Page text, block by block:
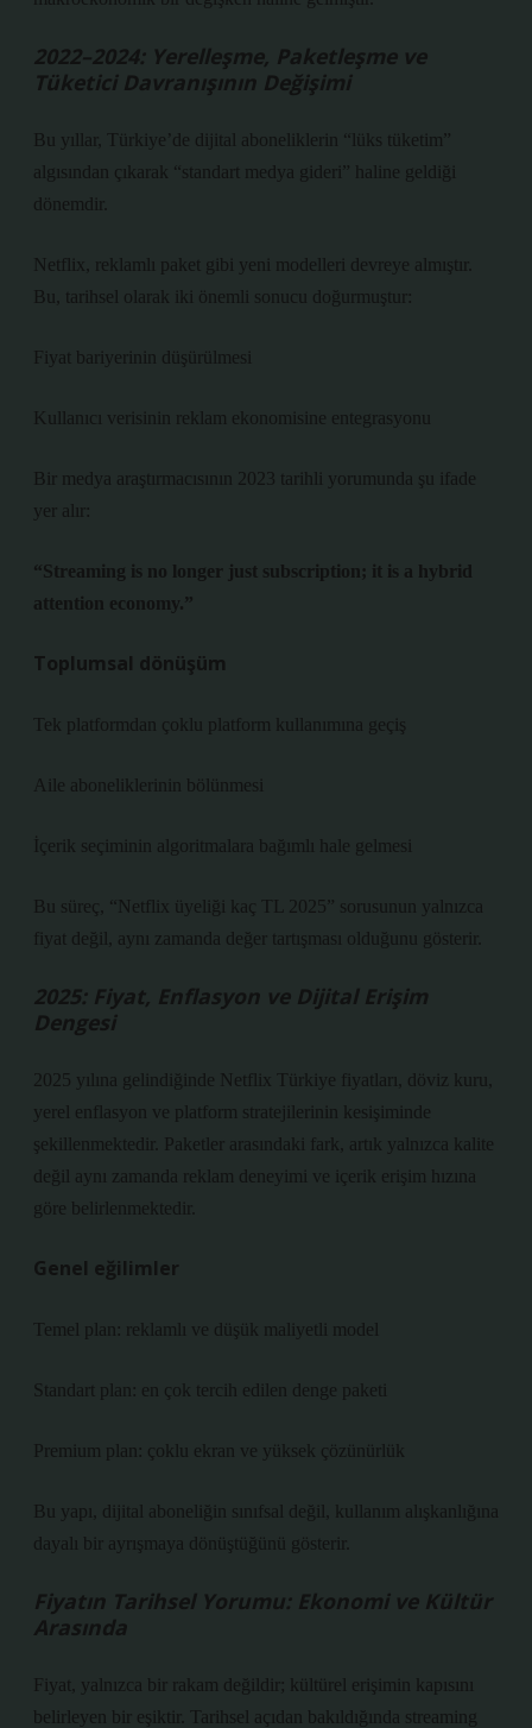
2022–2024: Yerelleşme, Paketleşme ve
Tüketici Davranışının Değişimi
Bu yıllar, Türkiye’de dijital aboneliklerin “lüks tüketim”
algısından çıkarak “standart medya gideri” haline geldiği
dönemdir.
Netflix, reklamlı paket gibi yeni modelleri devreye almıştır.
Bu, tarihsel olarak iki önemli sonucu doğurmuştur:
Fiyat bariyerinin düşürülmesi
Kullanıcı verisinin reklam ekonomisine entegrasyonu
Bir medya araştırmacısının 2023 tarihli yorumunda şu ifade
yer alır:
“Streaming is no longer just subscription; it is a hybrid
attention economy.”
Toplumsal dönüşüm
Tek platformdan çoklu platform kullanımına geçiş
Aile aboneliklerinin bölünmesi
İçerik seçiminin algoritmalara bağımlı hale gelmesi
Bu süreç, “Netflix üyeliği kaç TL 2025” sorusunun yalnızca
fiyat değil, aynı zamanda değer tartışması olduğunu gösterir.
2025: Fiyat, Enflasyon ve Dijital Erişim
Dengesi
2025 yılına gelindiğinde Netflix Türkiye fiyatları, döviz kuru,
yerel enflasyon ve platform stratejilerinin kesişiminde
şekillenmektedir. Paketler arasındaki fark, artık yalnızca kalite
değil aynı zamanda reklam deneyimi ve içerik erişim hızına
göre belirlenmektedir.
Genel eğilimler
Temel plan: reklamlı ve düşük maliyetli model
Standart plan: en çok tercih edilen denge paketi
Premium plan: çoklu ekran ve yüksek çözünürlük
Bu yapı, dijital aboneliğin sınıfsal değil, kullanım alışkanlığına
dayalı bir ayrışmaya dönüştüğünü gösterir.
Fiyatın Tarihsel Yorumu: Ekonomi ve Kültür
Arasında
Fiyat, yalnızca bir rakam değildir; kültürel erişimin kapısını
belirleyen bir eşiktir. Tarihsel açıdan bakıldığında streaming